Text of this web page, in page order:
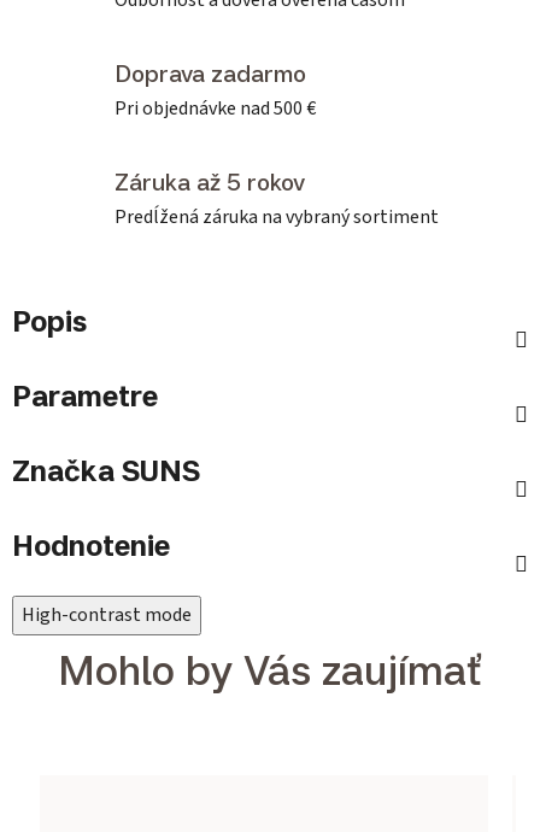
Doprava zadarmo
Pri objednávke nad 500 €
Záruka až 5 rokov
Predĺžená záruka na vybraný sortiment
Popis
Parametre
Značka SUNS
Hodnotenie
High-contrast mode
Mohlo by Vás zaujímať